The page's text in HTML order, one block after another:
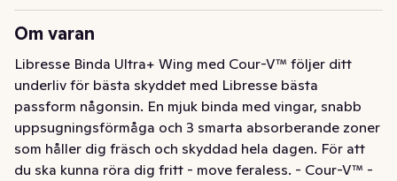
Om varan
Libresse Binda Ultra+ Wing med Cour-V™ följer ditt
underliv för bästa skyddet med Libresse bästa
passform någonsin. En mjuk binda med vingar, snabb
uppsugningsförmåga och 3 smarta absorberande zoner
som håller dig fräsch och skyddad hela dagen. För att
du ska kunna röra dig fritt - move feraless. - Cour-V™ -